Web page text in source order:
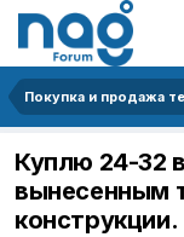
Куплю 24-32
вынесенным
конструкции.